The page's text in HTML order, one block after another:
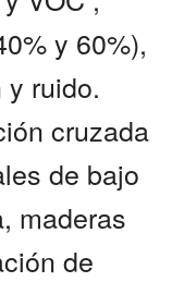
y 60%),
ruido.
cruzada
de bajo
maderas
de